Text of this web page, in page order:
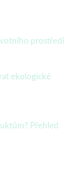
prostředí
ekologické
Přehled